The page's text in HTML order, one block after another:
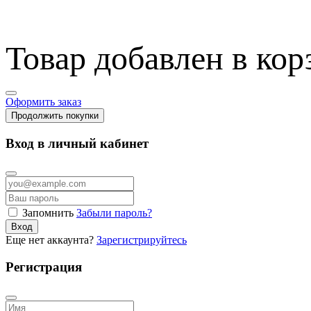
Товар добавлен в
Оформить заказ
Продолжить покупки
Вход в личный кабинет
Запомнить Забыли пароль?
Вход
Еще нет аккаунта? Зарегистрируйтесь
Регистрация